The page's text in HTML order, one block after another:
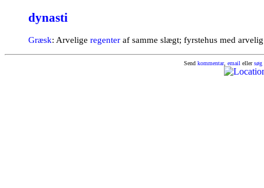
dynasti
Græsk: Arvelige regenter af samme slægt; fyrstehus med
Send kommentar, email ellersøg